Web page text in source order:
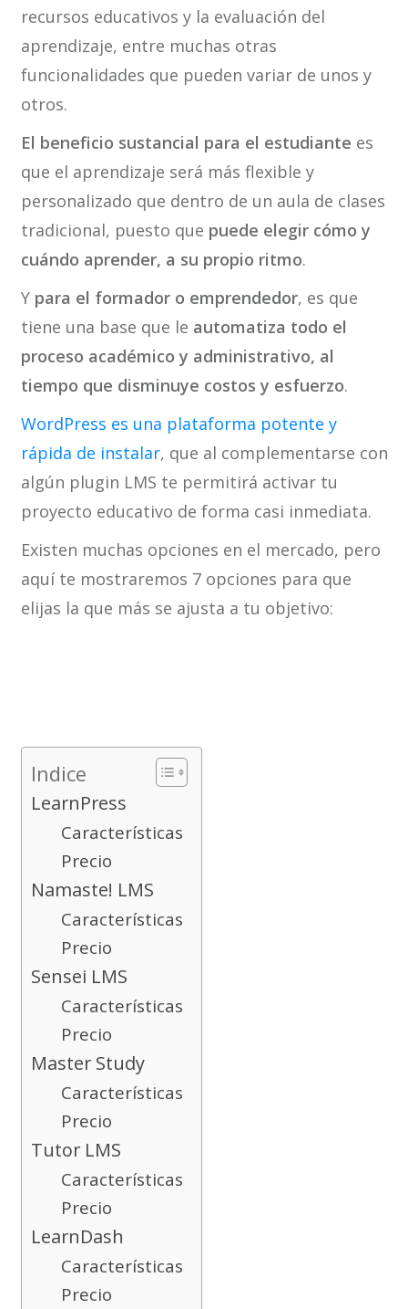
recursos educativos y la evaluación del
aprendizaje, entre muchas otras
funcionalidades que pueden variar de unos y
otros.
El beneficio sustancial para el estudiante es
que el aprendizaje será más flexible y
personalizado que dentro de un aula de clases
tradicional, puesto que puede elegir cómo y
cuándo aprender, a su propio ritmo.
Y para el formador o emprendedor, es que
tiene una base que le automatiza todo el
proceso académico y administrativo, al
tiempo que disminuye costos y esfuerzo.
WordPress es una plataforma potente y
rápida de instalar, que al complementarse con
algún plugin LMS te permitirá activar tu
proyecto educativo de forma casi inmediata.
Existen muchas opciones en el mercado, pero
aquí te mostraremos 7 opciones para que
elijas la que más se ajusta a tu objetivo:
Indice
LearnPress
Características
Precio
Namaste! LMS
Características
Precio
Sensei LMS
Características
Precio
Master Study
Características
Precio
Tutor LMS
Características
Precio
LearnDash
Características
Precio